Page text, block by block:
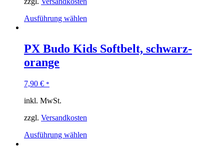
Ausführung wählen
PX Budo Kids Softbelt, schwarz-
orange
7,90 € *
inkl. MwSt.
zzgl. Versandkosten
Ausführung wählen